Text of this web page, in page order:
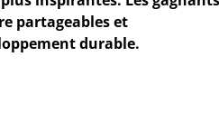
partageables et
durable.